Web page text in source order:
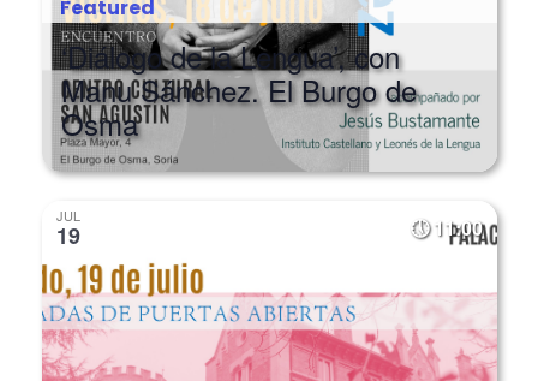
‘Diálogo de la Lengua’, con
Manu Sánchez. El Burgo de
Osma
JUL